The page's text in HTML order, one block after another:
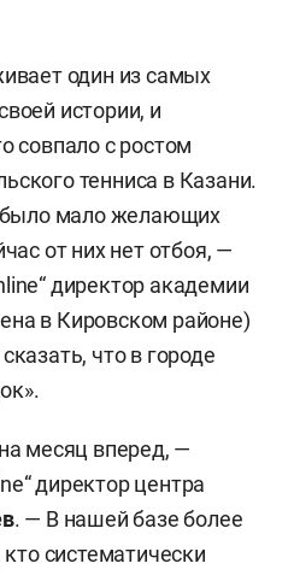
один из самых
истории, и
совпало с ростом
тенниса в Казани.
было мало желающих
от них нет отбоя, —
директор академии
в Кировском районе)
что в городе
месяц вперед, —
директор центра
. — В нашей базе более
систематически